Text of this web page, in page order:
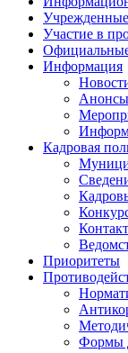
Участие в
Информация
Кадровая
Приоритеты
Формы